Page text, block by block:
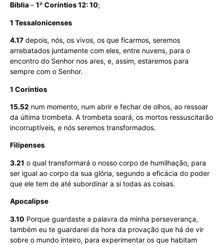
Bíblia– 1º Coríntios 12: 10;
1 Tessalonicenses
4.17 depois, nós, os vivos, os que ficarmos, seremos
arrebatados juntamente com eles, entre nuvens, para o
encontro do Senhor nos ares, e, assim, estaremos para
sempre com o Senhor.
1 Coríntios
15.52 num momento, num abrir e fechar de olhos, ao ressoar
da última trombeta. A trombeta soará, os mortos ressuscitarão
incorruptíveis, e nós seremos transformados.
Filipenses
3.21 o qual transformará o nosso corpo de humilhação, para
ser igual ao corpo da sua glória, segundo a eficácia do poder
que ele tem de até subordinar a si todas as coisas.
Apocalipse
3.10 Porque guardaste a palavra da minha perseverança,
também eu te guardarei da hora da provação que há de vir
sobre o mundo inteiro, para experimentar os que habitam